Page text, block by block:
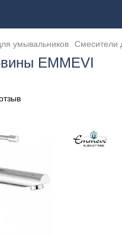
умывальников Смесители
EMMEVI